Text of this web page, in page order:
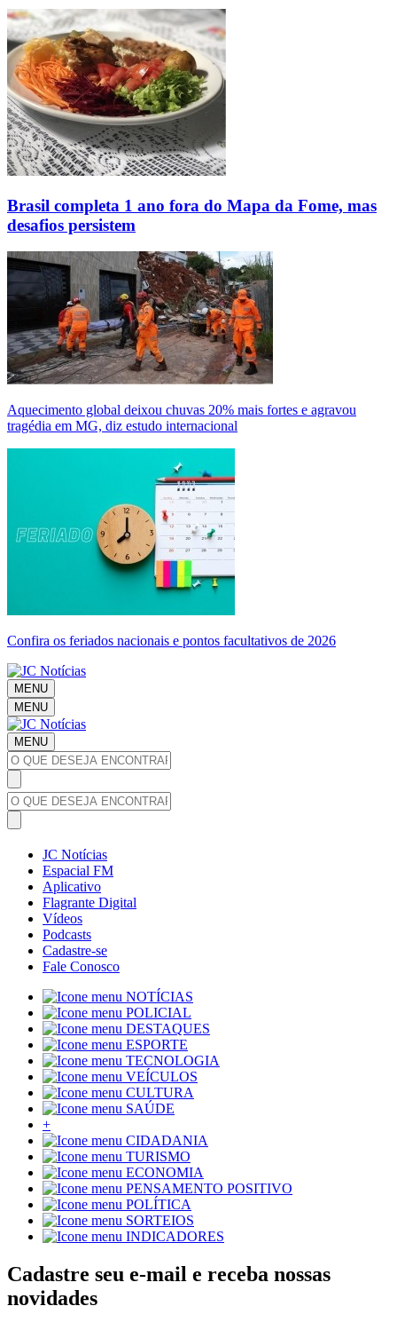
Brasil completa 1 ano fora do Mapa da Fome, mas
desafios persistem
Aquecimento global deixou chuvas 20% mais fortes e agravou
tragédia em MG, diz estudo internacional
Confira os feriados nacionais e pontos facultativos de 2026
MENU
MENU
MENU
JC Notícias
Espacial FM
Aplicativo
Flagrante Digital
Vídeos
Podcasts
Cadastre-se
Fale Conosco
NOTÍCIAS
POLICIAL
DESTAQUES
ESPORTE
TECNOLOGIA
VEÍCULOS
CULTURA
SAÚDE
+
CIDADANIA
TURISMO
ECONOMIA
PENSAMENTO POSITIVO
POLÍTICA
SORTEIOS
INDICADORES
Cadastre seu e-mail e receba nossas
novidades